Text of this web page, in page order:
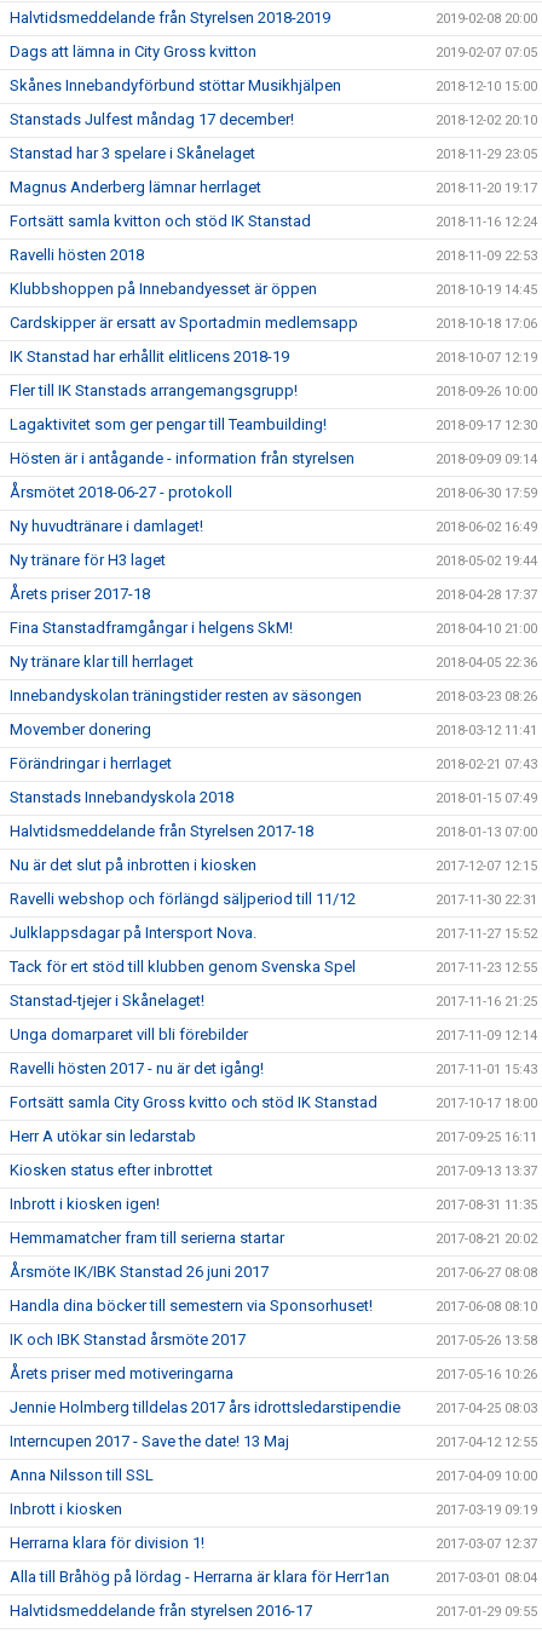
Halvtidsmeddelande från Styrelsen 2018-2019 2019-02-08 20:00
Dags att lämna in City Gross kvitton 2019-02-07 07:05
Skånes Innebandyförbund stöttar Musikhjälpen 2018-12-10 15:00
Stanstads Julfest måndag 17 december! 2018-12-02 20:10
Stanstad har 3 spelare i Skånelaget 2018-11-29 23:05
Magnus Anderberg lämnar herrlaget 2018-11-20 19:17
Fortsätt samla kvitton och stöd IK Stanstad 2018-11-16 12:24
Ravelli hösten 2018 2018-11-09 22:53
Klubbshoppen på Innebandyesset är öppen 2018-10-19 14:45
Cardskipper är ersatt av Sportadmin medlemsapp 2018-10-18 17:06
IK Stanstad har erhållit elitlicens 2018-19 2018-10-07 12:19
Fler till IK Stanstads arrangemangsgrupp! 2018-09-26 10:00
Lagaktivitet som ger pengar till Teambuilding! 2018-09-17 12:30
Hösten är i antågande - information från styrelsen 2018-09-09 09:14
Årsmötet 2018-06-27 - protokoll 2018-06-30 17:59
Ny huvudtränare i damlaget! 2018-06-02 16:49
Ny tränare för H3 laget 2018-05-02 19:44
Årets priser 2017-18 2018-04-28 17:37
Fina Stanstadframgångar i helgens SkM! 2018-04-10 21:00
Ny tränare klar till herrlaget 2018-04-05 22:36
Innebandyskolan träningstider resten av säsongen 2018-03-23 08:26
Movember donering 2018-03-12 11:41
Förändringar i herrlaget 2018-02-21 07:43
Stanstads Innebandyskola 2018 2018-01-15 07:49
Halvtidsmeddelande från Styrelsen 2017-18 2018-01-13 07:00
Nu är det slut på inbrotten i kiosken 2017-12-07 12:15
Ravelli webshop och förlängd säljperiod till 11/12 2017-11-30 22:31
Julklappsdagar på Intersport Nova. 2017-11-27 15:52
Tack för ert stöd till klubben genom Svenska Spel 2017-11-23 12:55
Stanstad-tjejer i Skånelaget! 2017-11-16 21:25
Unga domarparet vill bli förebilder 2017-11-09 12:14
Ravelli hösten 2017 - nu är det igång! 2017-11-01 15:43
Fortsätt samla City Gross kvitto och stöd IK Stanstad 2017-10-17 18:00
Herr A utökar sin ledarstab 2017-09-25 16:11
Kiosken status efter inbrottet 2017-09-13 13:37
Inbrott i kiosken igen! 2017-08-31 11:35
Hemmamatcher fram till serierna startar 2017-08-21 20:02
Årsmöte IK/IBK Stanstad 26 juni 2017 2017-06-27 08:08
Handla dina böcker till semestern via Sponsorhuset! 2017-06-08 08:10
IK och IBK Stanstad årsmöte 2017 2017-05-26 13:58
Årets priser med motiveringarna 2017-05-16 10:26
Jennie Holmberg tilldelas 2017 års idrottsledarstipendie 2017-04-25 08:03
Interncupen 2017 - Save the date! 13 Maj 2017-04-12 12:55
Anna Nilsson till SSL 2017-04-09 10:00
Inbrott i kiosken 2017-03-19 09:19
Herrarna klara för division 1! 2017-03-07 12:37
Alla till Bråhög på lördag - Herrarna är klara för Herr1an 2017-03-01 08:04
Halvtidsmeddelande från styrelsen 2016-17 2017-01-29 09:55